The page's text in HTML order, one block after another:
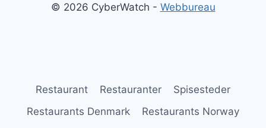
© 2026 CyberWatch - Webbureau
Restaurant Restauranter
Spisesteder
Restaurants Denmark
Restaurants Norway